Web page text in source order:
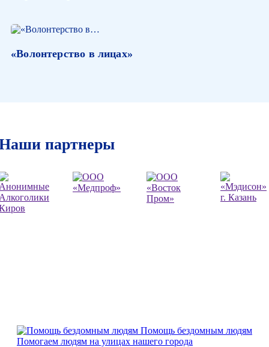
«Волонтерство в лицах»
партнеры
Помощь бездомным людям
Помогаем людям на улицах нашего города